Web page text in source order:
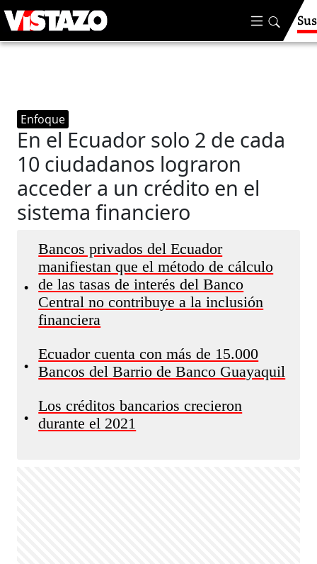
Enfoque
En el Ecuador solo 2 de cada
10 ciudadanos lograron
acceder a un crédito en el
sistema financiero
•
Bancos privados del Ecuador
manifiestan que el método de cálculo
de las tasas de interés del Banco
Central no contribuye a la inclusión
financiera
•
Ecuador cuenta con más de 15.000
Bancos del Barrio de Banco Guayaquil
•
Los créditos bancarios crecieron
durante el 2021